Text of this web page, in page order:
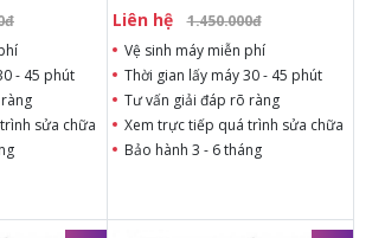
- 45 phút
sửa chữa
Liên hệ 1.450.000đ
Vệ sinh máy miễn phí
Thời gian lấy máy 30 - 45 phút
Tư vấn giải đáp rõ ràng
Xem trực tiếp quá trình sửa chữa
Bảo hành 3 - 6 tháng